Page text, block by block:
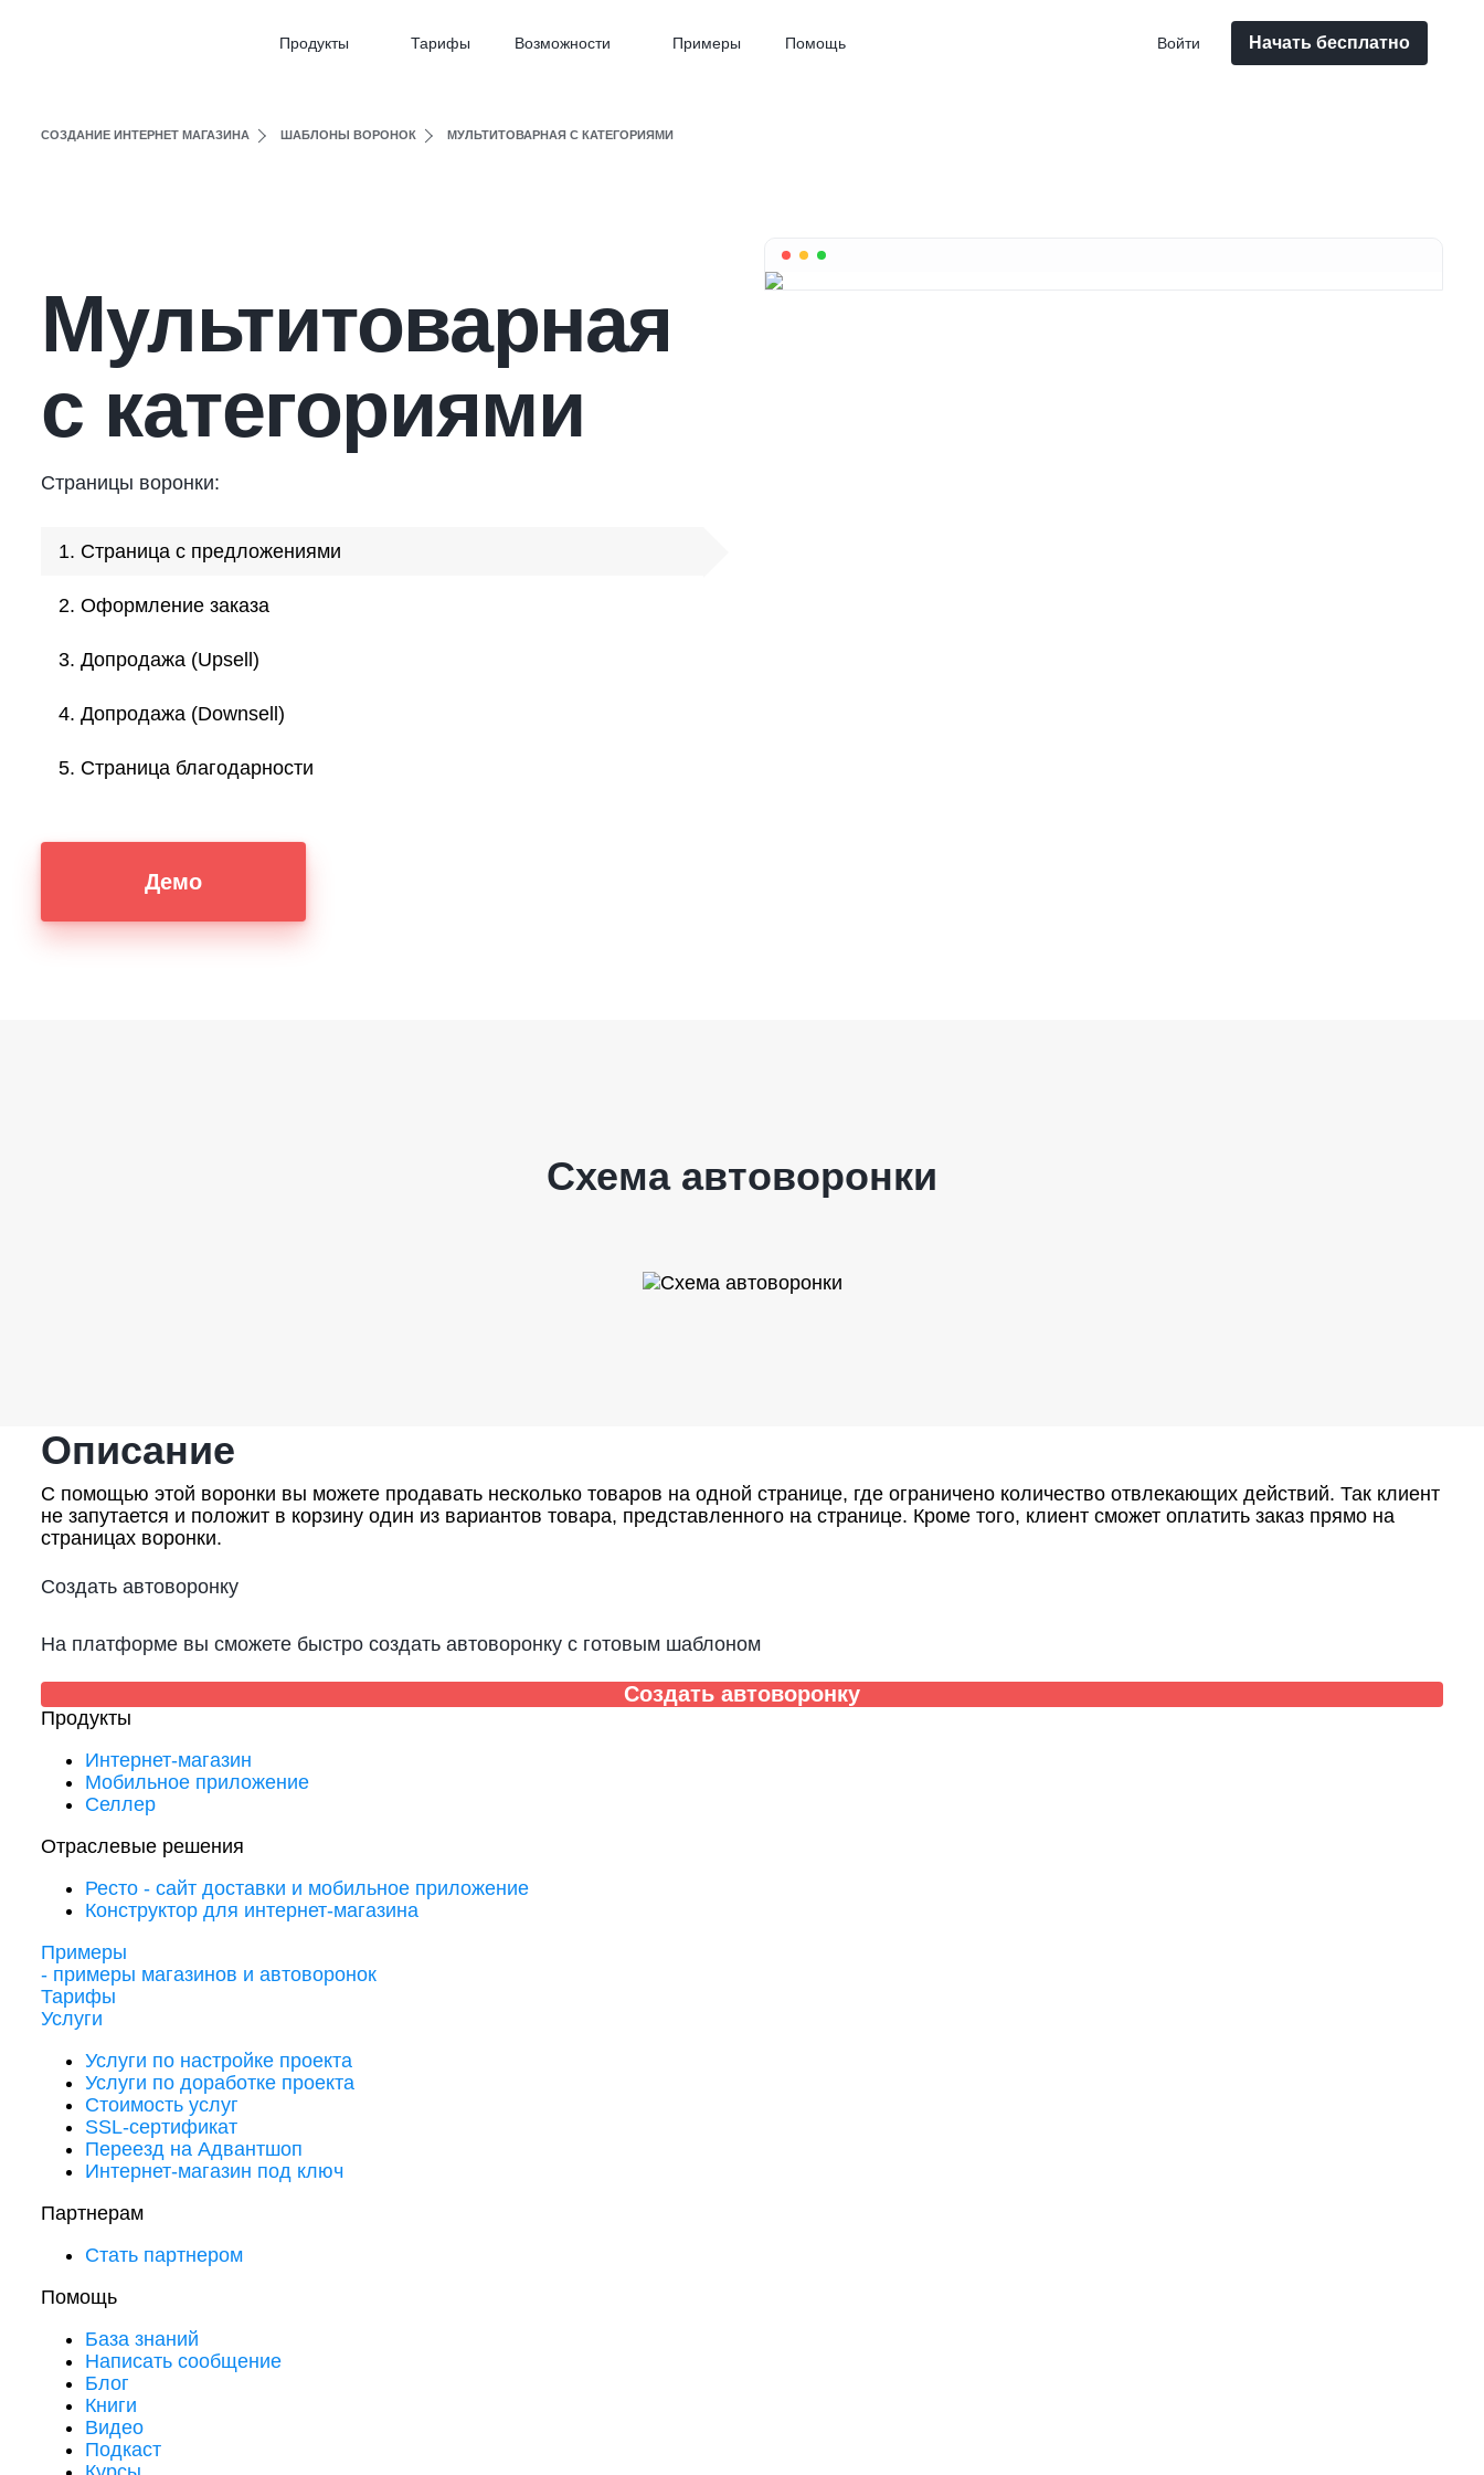
Продукты Тарифы Возможности Примеры Помощь Начать бесплатно
Войти
СОЗДАНИЕ ИНТЕРНЕТ МАГАЗИНА ШАБЛОНЫ ВОРОНОК МУЛЬТИТОВАРНАЯ С КАТЕГОРИЯМИ
Мультитоварная
с категориями
Страницы воронки:
1. Страница с предложениями
2. Оформление заказа
3. Допродажа (Upsell)
4. Допродажа (Downsell)
5. Страница благодарности
Демо
Схема автоворонки
Описание
С помощью этой воронки вы можете продавать несколько товаров на одной странице, где ограничено количество отвлекающих действий. Так клиент
не запутается и положит в корзину один из вариантов товара, представленного на странице. Кроме того, клиент сможет оплатить заказ прямо на
страницах воронки.
Создать автоворонку
На платформе вы сможете быстро создать автоворонку с готовым шаблоном
Создать автоворонку
Продукты
Интернет-магазин
Мобильное приложение
Селлер
Отраслевые решения
Ресто - сайт доставки и мобильное приложение
Конструктор для интернет-магазина
Примеры
- примеры магазинов и автоворонок
Тарифы
Услуги
Услуги по настройке проекта
Услуги по доработке проекта
Стоимость услуг
SSL-сертификат
Переезд на Адвантшоп
Интернет-магазин под ключ
Партнерам
Стать партнером
Помощь
База знаний
Написать сообщение
Блог
Книги
Видео
Подкаст